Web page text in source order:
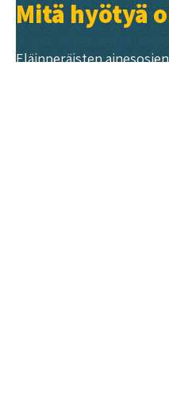
Mitä hyötyä
Eläinperäisten